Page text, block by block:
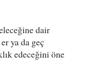
dair
ya da geç
edeceğini öne